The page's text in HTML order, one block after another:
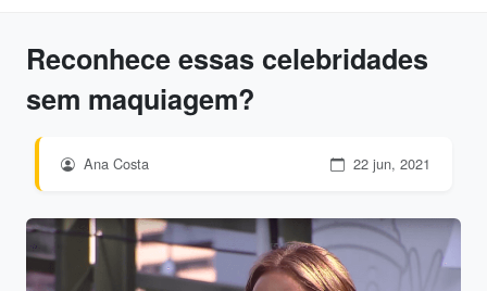
Reconhece essas celebridades
sem maquiagem?
Ana Costa 22 jun, 2021